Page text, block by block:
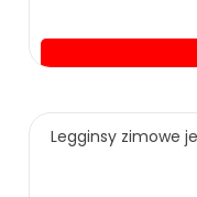
Legginsy zimowe